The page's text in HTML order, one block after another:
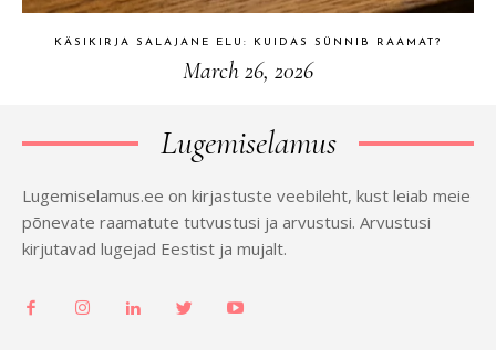
KÄSIKIRJA SALAJANE ELU: KUIDAS SÜNNIB RAAMAT?
March 26, 2026
Lugemiselamus
Lugemiselamus.ee on kirjastuste veebileht, kust leiab meie
põnevate raamatute tutvustusi ja arvustusi. Arvustusi
kirjutavad lugejad Eestist ja mujalt.